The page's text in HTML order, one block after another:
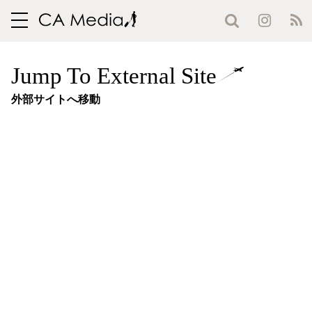
toggle
Jump To External Site
外部サイトへ移動